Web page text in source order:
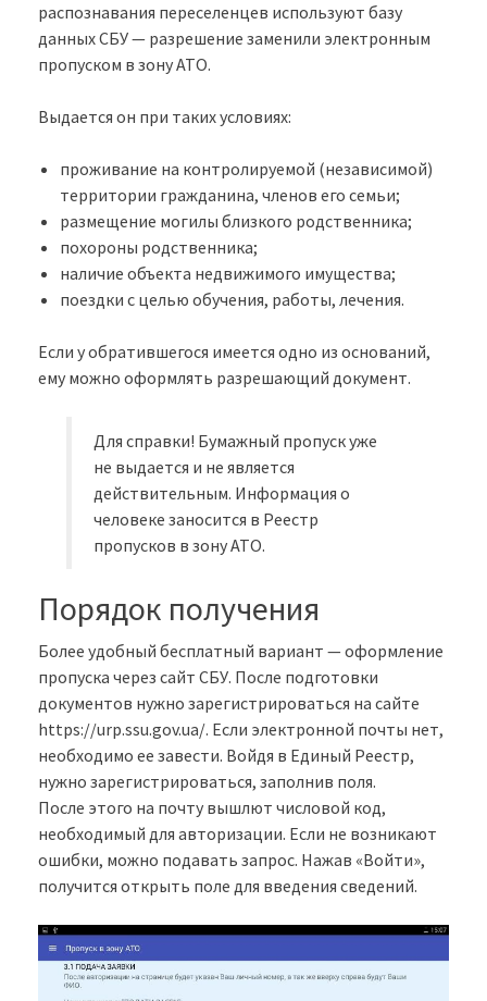
распознавания переселенцев используют базу
данных СБУ — разрешение заменили электронным
пропуском в зону АТО.
Выдается он при таких условиях:
проживание на контролируемой (независимой)
территории гражданина, членов его семьи;
размещение могилы близкого родственника;
похороны родственника;
наличие объекта недвижимого имущества;
поездки с целью обучения, работы, лечения.
Если у обратившегося имеется одно из оснований,
ему можно оформлять разрешающий документ.
Для справки! Бумажный пропуск уже
не выдается и не является
действительным. Информация о
человеке заносится в Реестр
пропусков в зону АТО.
Порядок получения
Более удобный бесплатный вариант — оформление
пропуска через сайт СБУ. После подготовки
документов нужно зарегистрироваться на сайте
https://urp.ssu.gov.ua/. Если электронной почты нет,
необходимо ее завести. Войдя в Единый Реестр,
нужно зарегистрироваться, заполнив поля.
После этого на почту вышлют числовой код,
необходимый для авторизации. Если не возникают
ошибки, можно подавать запрос. Нажав «Войти»,
получится открыть поле для введения сведений.